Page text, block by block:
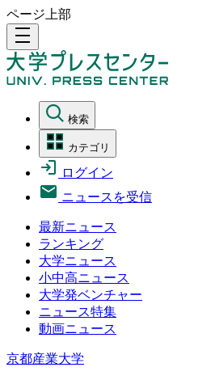
ページ上部
density_medium
検索
カテゴリ
ログイン
ニュースを受信
最新ニュース
ランキング
大学ニュース
小中高ニュース
大学発ベンチャー
ニュース特集
動画ニュース
京都産業大学